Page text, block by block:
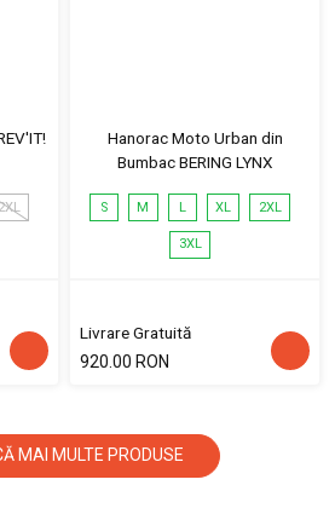
Hanorac Moto Urban din
Bumbac BERING LYNX
S M L XL 2XL
3XL
Livrare Gratuită
920.00 RON
MAI MULTE PRODUSE